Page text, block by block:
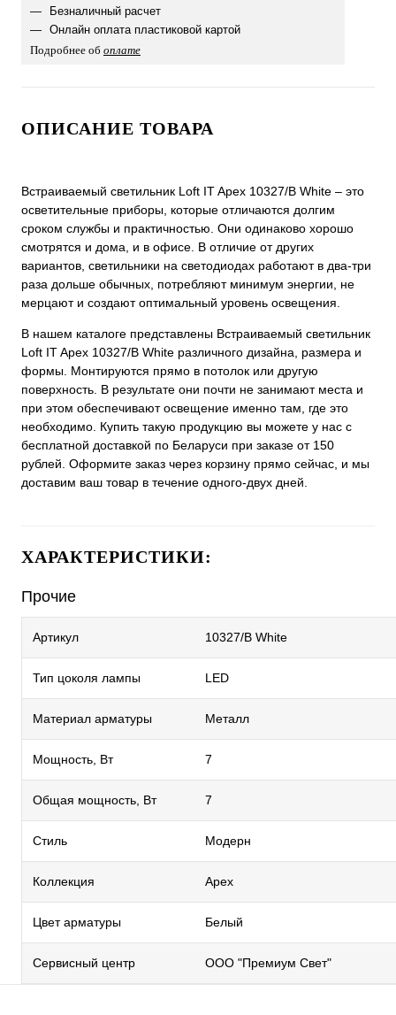
Безналичный расчет
Онлайн оплата пластиковой картой
Подробнее об оплате
ОПИСАНИЕ ТОВАРА
Встраиваемый светильник Loft IT Apex 10327/B White ‒ это
осветительные приборы, которые отличаются долгим
сроком службы и практичностью. Они одинаково хорошо
смотрятся и дома, и в офисе. В отличие от других
вариантов, светильники на светодиодах работают в два-три
раза дольше обычных, потребляют минимум энергии, не
мерцают и создают оптимальный уровень освещения.
В нашем каталоге представлены Встраиваемый светильник
Loft IT Apex 10327/B White различного дизайна, размера и
формы. Монтируются прямо в потолок или другую
поверхность. В результате они почти не занимают места и
при этом обеспечивают освещение именно там, где это
необходимо. Купить такую продукцию вы можете у нас с
бесплатной доставкой по Беларуси при заказе от 150
рублей. Оформите заказ через корзину прямо сейчас, и мы
доставим ваш товар в течение одного-двух дней.
ХАРАКТЕРИСТИКИ:
Прочие
Артикул 10327/B White
Тип цоколя лампы LED
Материал арматуры Металл
Мощность, Вт 7
Общая мощность, Вт 7
Стиль Модерн
Коллекция Apex
Цвет арматуры Белый
Сервисный центр ООО "Премиум Свет"